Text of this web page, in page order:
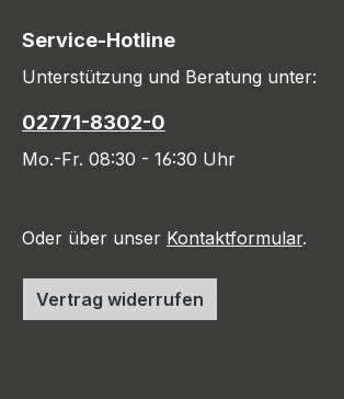
Service-Hotline
Unterstützung und Beratung unter:
02771-8302-0
Mo.-Fr. 08:30 - 16:30 Uhr
Oder über unser Kontaktformular.
Vertrag widerrufen